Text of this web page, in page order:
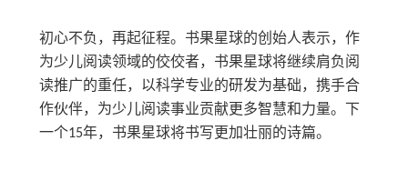
初心不负，再起征程。书果星球的创始人表示，作
为少儿阅读领域的佼佼者，书果星球将继续肩负阅
读推广的重任，以科学专业的研发为基础，携手合
作伙伴，为少儿阅读事业贡献更多智慧和力量。下
一个15年，书果星球将书写更加壮丽的诗篇。